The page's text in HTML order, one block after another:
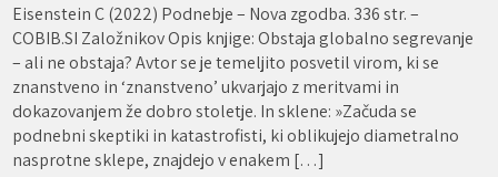
Eisenstein C (2022) Podnebje – Nova zgodba. 336 str. –
COBIB.SI Založnikov Opis knjige: Obstaja globalno segrevanje
– ali ne obstaja? Avtor se je temeljito posvetil virom, ki se
znanstveno in ‘znanstveno’ ukvarjajo z meritvami in
dokazovanjem že dobro stoletje. In sklene: »Začuda se
podnebni skeptiki in katastrofisti, ki oblikujejo diametralno
nasprotne sklepe, znajdejo v enakem […]